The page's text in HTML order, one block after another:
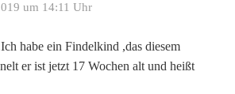
um 14:11 Uhr
habe ein Findelkind ,das diesem
er ist jetzt 17 Wochen alt und heißt